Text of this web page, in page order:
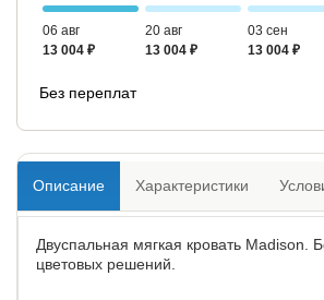
06 авг
13 004 ₽
20 авг
13 004 ₽
03 сен
13 004 ₽
Без переплат
Описание Характеристики
Двуспальная мягкая кровать Madison.
цветовых решений.